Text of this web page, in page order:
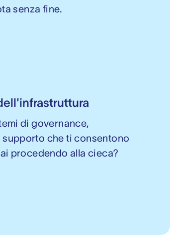
senza fine.
di governance,
supporto che ti consentono
procedendo alla cieca?